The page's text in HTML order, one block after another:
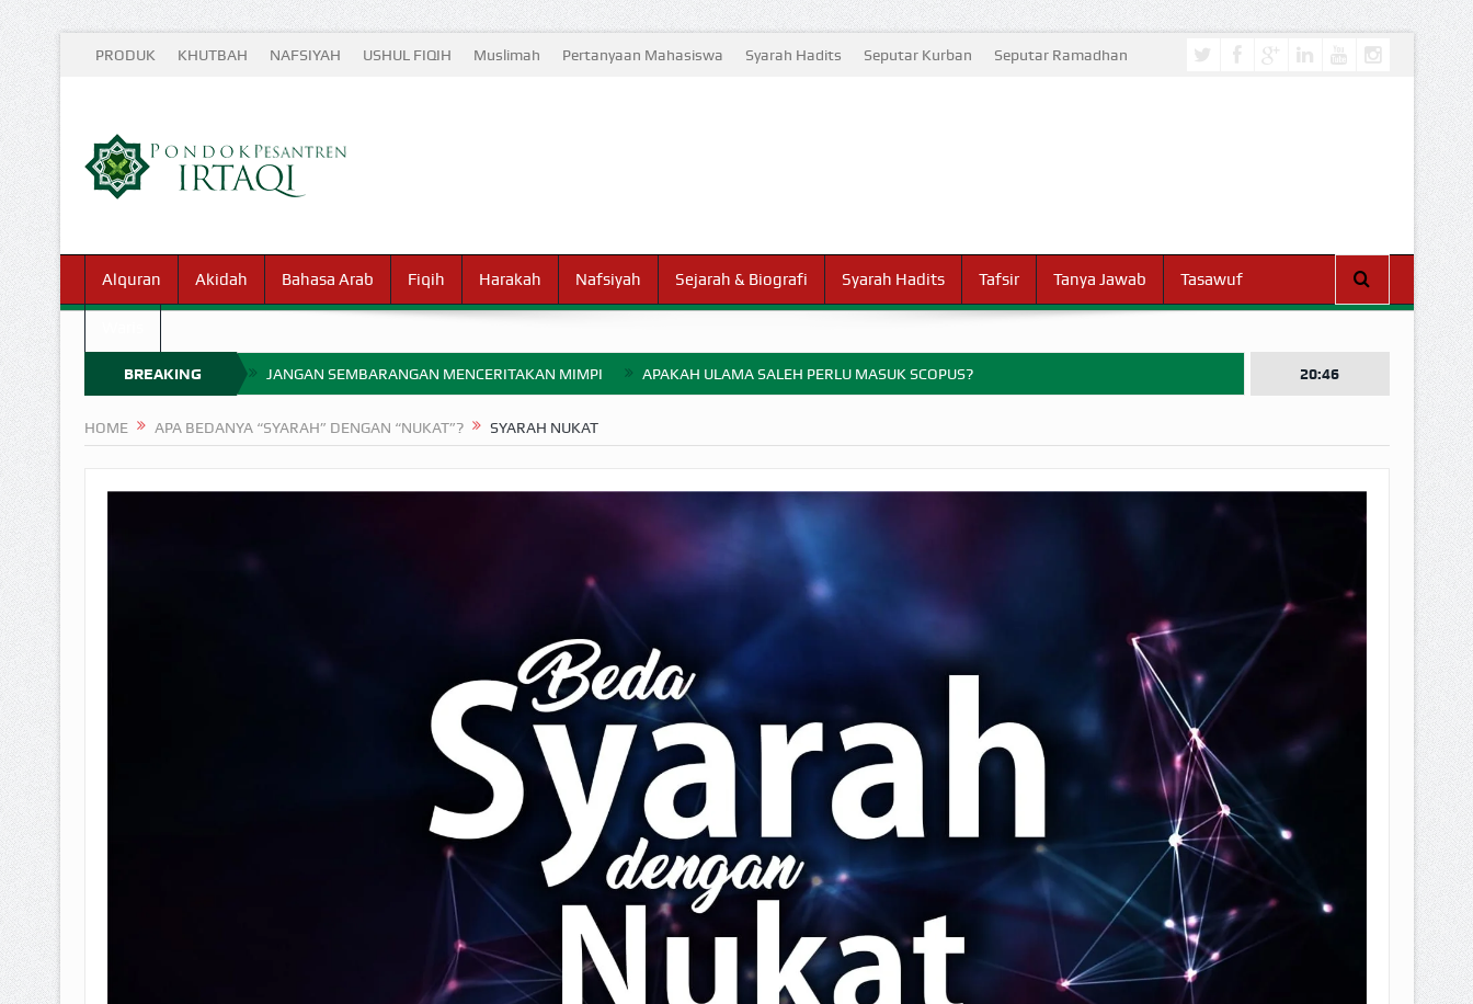
PRODUK KHUTBAH NAFSIYAH USHUL FIQIH Muslimah Pertanyaan Mahasiswa Syarah Hadits Seputar Kurban Seputar Ramadhan
Alquran Akidah Bahasa Arab Fiqih Harakah Nafsiyah Sejarah & Biografi Syarah Hadits Tafsir Tanya Jawab Tasawuf
BREAKING
NEWS
JANGAN SEMBARANGAN MENCERITAKAN MIMPI APAKAH ULAMA SALEH PERLU MASUK SCOPUS?
UANG HARAM BISA MENJADI HALAL JIKA SEBAB KEPEMILIKANNYA BERUBAH
HUKUM MEMBAYAR ZAKAT KEPADA KERABAT SENDIRI
20:46
HOME APA BEDANYA “SYARAH” DENGAN “NUKAT”? SYARAH NUKAT